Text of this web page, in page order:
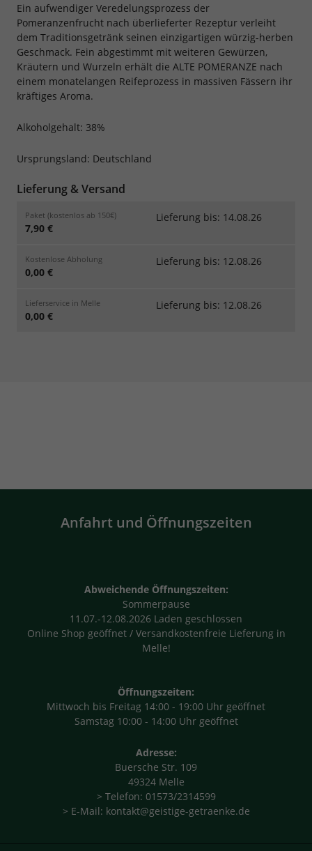
Ein aufwendiger Veredelungsprozess der
Pomeranzenfrucht nach überlieferter Rezeptur verleiht
dem Traditionsgetränk seinen einzigartigen würzig-herben
Geschmack. Fein abgestimmt mit weiteren Gewürzen,
Kräutern und Wurzeln erhält die ALTE POMERANZE nach
einem monatelangen Reifeprozess in massiven Fässern ihr
kräftiges Aroma.
Alkoholgehalt: 38%
Ursprungsland: Deutschland
Lieferung & Versand
Paket (kostenlos ab 150€)
7,90 €
Lieferung bis: 14.08.26
Kostenlose Abholung
0,00 €
Lieferung bis: 12.08.26
Lieferservice in Melle
0,00 €
Lieferung bis: 12.08.26
Anfahrt und Öffnungszeiten
Abweichende Öffnungszeiten:
Sommerpause
11.07.-12.08.2026 Laden geschlossen
Online Shop geöffnet / Versandkostenfreie Lieferung in
Melle!
Öffnungszeiten:
Mittwoch bis Freitag 14:00 - 19:00 Uhr geöffnet
Samstag 10:00 - 14:00 Uhr geöffnet
Adresse:
Buersche Str. 109
49324 Melle
> Telefon: 01573/2314599
> E-Mail: kontakt@geistige-getraenke.de